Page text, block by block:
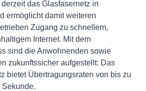
das Glasfasernetz in
ermöglicht damit weiteren
Zugang zu schnellem,
Internet. Mit dem
sind die Anwohnenden sowie
zukunftssicher aufgestellt: Das
bietet Übertragungsraten von bis zu
Sekunde.